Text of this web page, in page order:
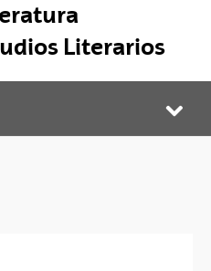
Literarios
Doctorado en Literatura Comparada y Estudios Literarios